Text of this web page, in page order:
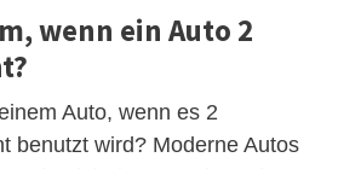
wenn ein Auto 2
Auto, wenn es 2
benutzt wird? Moderne Autos